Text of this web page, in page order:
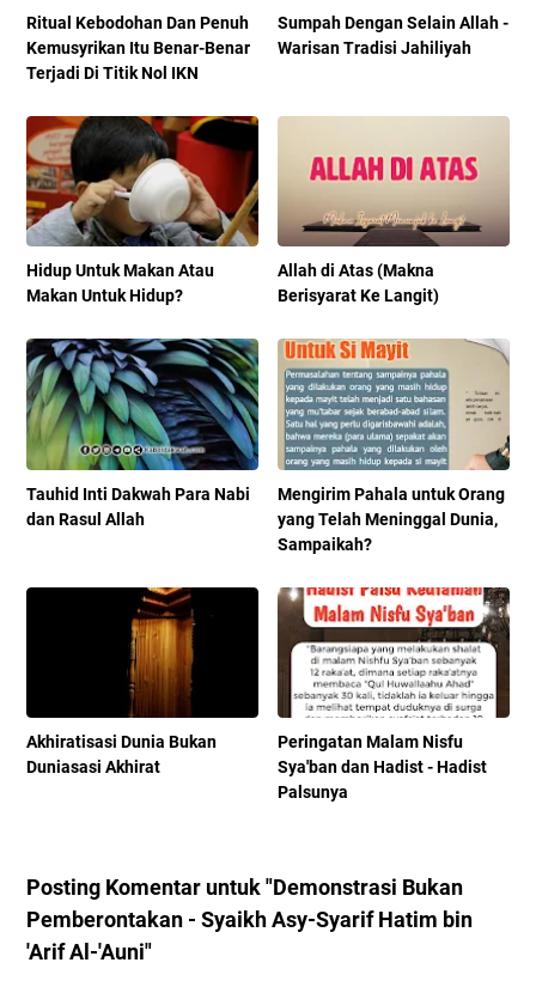
Ritual Kebodohan Dan Penuh
Kemusyrikan Itu Benar-Benar
Terjadi Di Titik Nol IKN
Sumpah Dengan Selain Allah -
Warisan Tradisi Jahiliyah
Hidup Untuk Makan Atau
Makan Untuk Hidup?
Allah di Atas (Makna
Berisyarat Ke Langit)
Tauhid Inti Dakwah Para Nabi
dan Rasul Allah
Mengirim Pahala untuk Orang
yang Telah Meninggal Dunia,
Sampaikah?
Akhiratisasi Dunia Bukan
Duniasasi Akhirat
Peringatan Malam Nisfu
Sya'ban dan Hadist - Hadist
Palsunya
Posting Komentar untuk "Demonstrasi Bukan
Pemberontakan - Syaikh Asy-Syarif Hatim bin
'Arif Al-'Auni"